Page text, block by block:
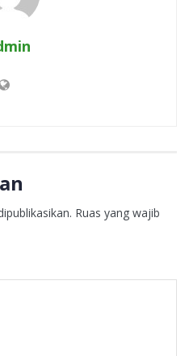
Ruas yang wajib